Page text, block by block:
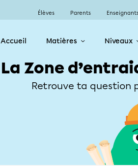
Élèves Parents
Accueil Matières Niveaux
La Zone
Retrouve ta question